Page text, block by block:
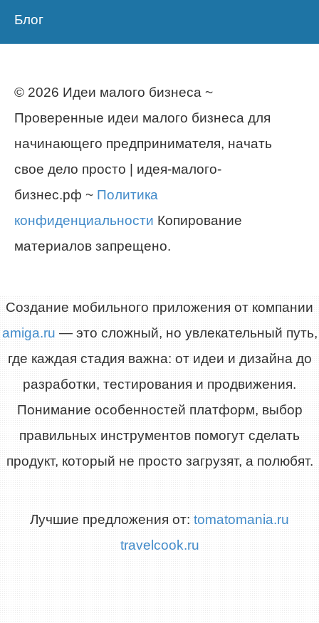
Блог
© 2026 Идеи малого бизнеса ~
Проверенные идеи малого бизнеса для
начинающего предпринимателя, начать
свое дело просто | идея-малого-
бизнес.рф ~ Политика
конфиденциальности Копирование
материалов запрещено.
Создание мобильного приложения от компании
amiga.ru — это сложный, но увлекательный путь,
где каждая стадия важна: от идеи и дизайна до
разработки, тестирования и продвижения.
Понимание особенностей платформ, выбор
правильных инструментов помогут сделать
продукт, который не просто загрузят, а полюбят.
Лучшие предложения от: tomatomania.ru
travelcook.ru